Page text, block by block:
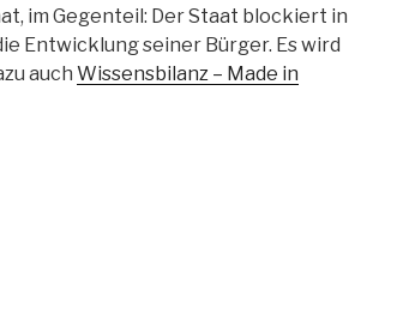
im Gegenteil: Der Staat blockiert in
Entwicklung seiner Bürger. Es wird
auch Wissensbilanz – Made in